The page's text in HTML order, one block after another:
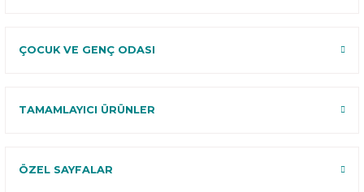
ÇOCUK VE GENÇ ODASI
TAMAMLAYICI ÜRÜNLER
ÖZEL SAYFALAR